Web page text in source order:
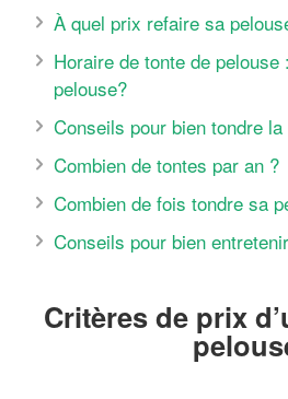
À quel prix refaire sa
Horaire de tonte de pelouse
pelouse?
Conseils pour bien tondre
Combien de tontes par an ?
Combien de fois tondre sa
Conseils pour bien
Critères de prix